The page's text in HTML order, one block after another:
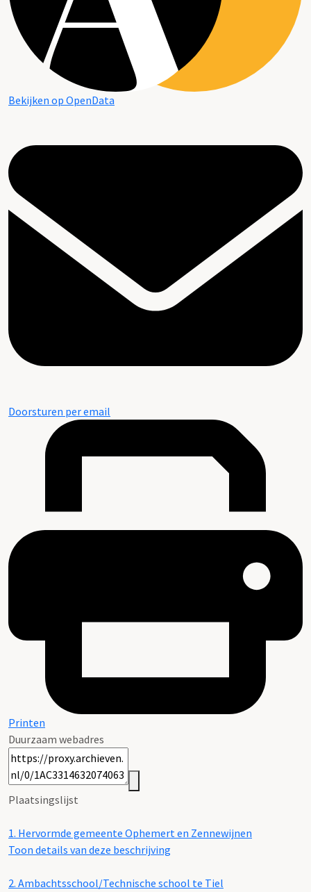
Bekijken op OpenData
Doorsturen per email
Printen
Duurzaam webadres
Plaatsingslijst
1. Hervormde gemeente Ophemert en Zennewijnen
Toon details van deze beschrijving
2. Ambachtsschool/Technische school te Tiel